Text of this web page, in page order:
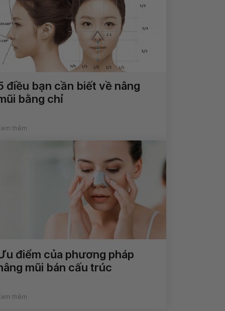
điều bạn cần biết về nâng
bằng chỉ
thêm
điểm của phương pháp
mũi bán cấu trúc
thêm